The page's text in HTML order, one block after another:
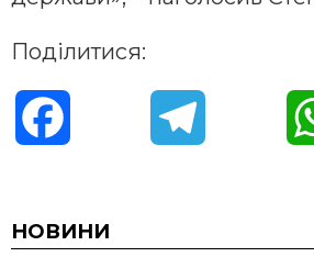
Поділитися:
c
НОВИНИ